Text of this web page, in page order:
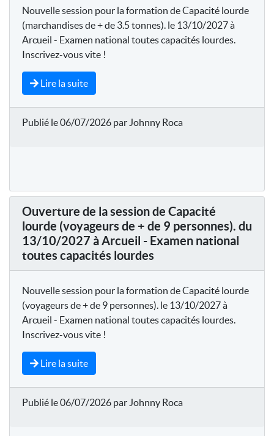
Nouvelle session pour la formation de Capacité lourde
(marchandises de + de 3.5 tonnes). le 13/10/2027 à
Arcueil - Examen national toutes capacités lourdes.
Inscrivez-vous vite !
Lire la suite
Publié le 06/07/2026 par Johnny Roca
Ouverture de la session de Capacité
lourde (voyageurs de + de 9 personnes). du
13/10/2027 à Arcueil - Examen national
toutes capacités lourdes
Nouvelle session pour la formation de Capacité lourde
(voyageurs de + de 9 personnes). le 13/10/2027 à
Arcueil - Examen national toutes capacités lourdes.
Inscrivez-vous vite !
Lire la suite
Publié le 06/07/2026 par Johnny Roca